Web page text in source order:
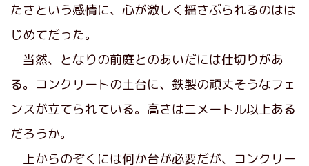
たさという感情に、心が激しく揺さぶられるのはは
じめてだった。
当然、となりの前庭とのあいだには仕切りがあ
る。コンクリートの土台に、鉄製の頑丈そうなフェ
ンスが立てられている。高さは二メートル以上ある
だろうか。
上からのぞくには何か台が必要だが、コンクリー